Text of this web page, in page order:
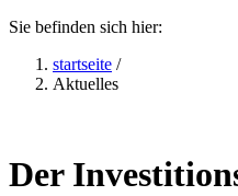
Sie befinden sich hier:
startseite /
Aktuelles
Der